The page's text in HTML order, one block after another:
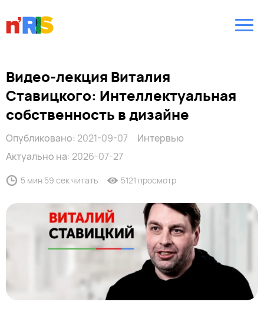
Видео-лекция Виталия
Ставицкого: Интеллектуальная
собственность в дизайне
Опубликовано: 2021-09-07
Актуально на: 2026-07-27
Интервью
5 мин 59 сек читать 5121 просмотр